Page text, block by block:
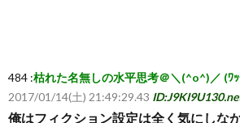
484 :枯れた名無しの水平思考＠＼(^o^)／ (ﾜ
2017/01/14(土) 21:49:29.43
俺はフィクション設定は全く気にしな